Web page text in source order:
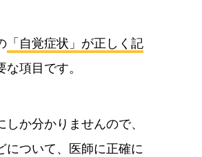
「自覚症状」が正しく記
な項目です。
か分かりませんので、
について、医師に正確に